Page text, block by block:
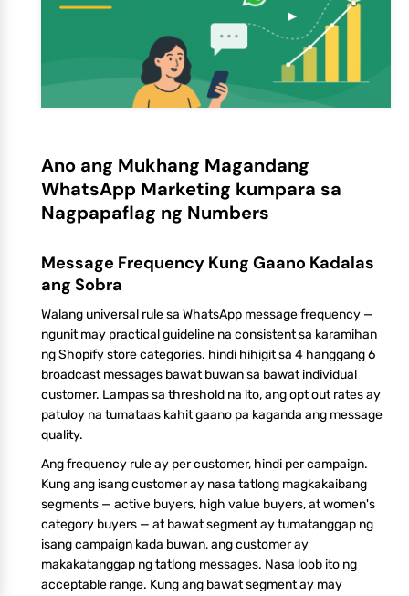
Ano ang Mukhang Magandang
WhatsApp Marketing kumpara sa
Nagpapaflag ng Numbers
Message Frequency Kung Gaano Kadalas
ang Sobra
Walang universal rule sa WhatsApp message frequency —
ngunit may practical guideline na consistent sa karamihan
ng Shopify store categories. hindi hihigit sa 4 hanggang 6
broadcast messages bawat buwan sa bawat individual
customer. Lampas sa threshold na ito, ang opt out rates ay
patuloy na tumataas kahit gaano pa kaganda ang message
quality.
Ang frequency rule ay per customer, hindi per campaign.
Kung ang isang customer ay nasa tatlong magkakaibang
segments — active buyers, high value buyers, at women's
category buyers — at bawat segment ay tumatanggap ng
isang campaign kada buwan, ang customer ay
makakatanggap ng tatlong messages. Nasa loob ito ng
acceptable range. Kung ang bawat segment ay may